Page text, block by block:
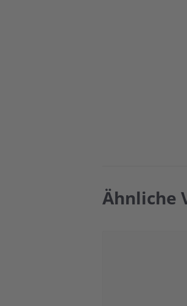
Ähnliche